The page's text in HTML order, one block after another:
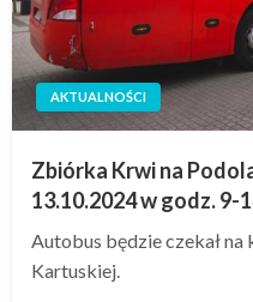
AKTUALNOŚCI
Zbiórka Krwi na
13.10.2024 w godz. 9-
Autobus będzie czekał
Kartuskiej.